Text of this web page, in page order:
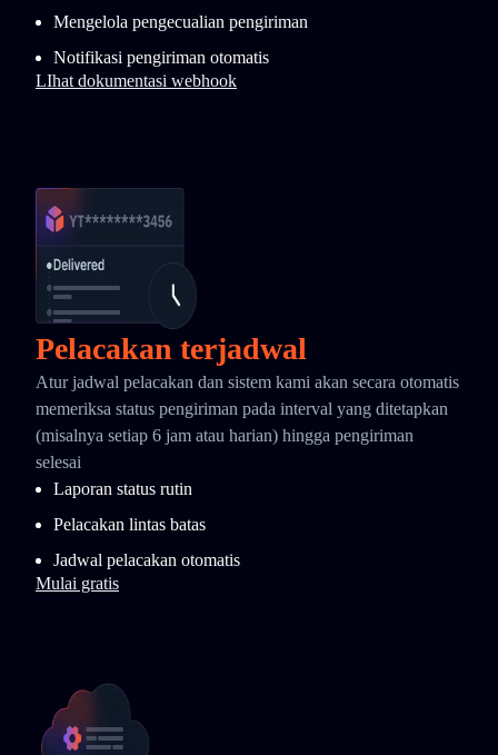
Mengelola pengecualian pengiriman
Notifikasi pengiriman otomatis
LIhat dokumentasi webhook
Pelacakan terjadwal
Atur jadwal pelacakan dan sistem kami akan secara otomatis
memeriksa status pengiriman pada interval yang ditetapkan
(misalnya setiap 6 jam atau harian) hingga pengiriman
selesai
Laporan status rutin
Pelacakan lintas batas
Jadwal pelacakan otomatis
Mulai gratis